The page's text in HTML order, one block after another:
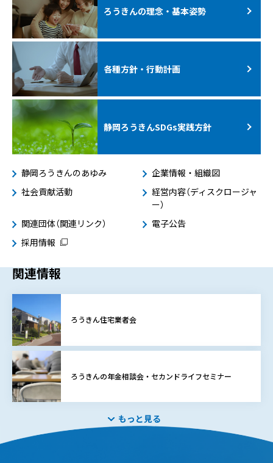
ろうきんの理念・基本姿勢
各種方針・行動計画
静岡ろうきんSDGs実践方針
静岡ろうきんのあゆみ
企業情報・組織図
社会貢献活動
経営内容（ディスクロージャ
ー）
関連団体（関連リンク）
電子公告
採用情報
関連情報
ろうきん住宅業者会
ろうきんの年金相談会・セカンドライフセミナー
もっと見る